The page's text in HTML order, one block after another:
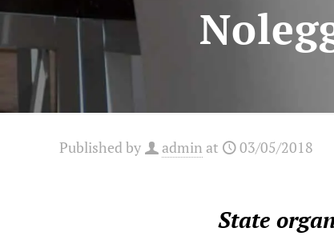
Published by admin at 03/05/2018
State